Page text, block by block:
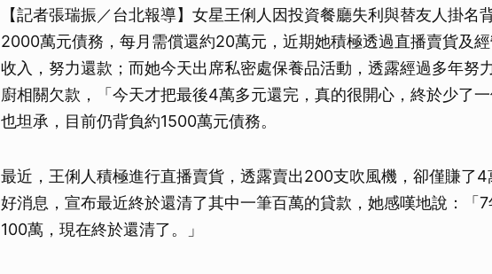
【記者張瑞振／台北報導】女星王俐人因投資餐廳失利與替友人掛名
2000萬元債務，每月需償還約20萬元，近期她積極透過直播賣貨及
收入，努力還款；而她今天出席私密處保養品活動，透露經過多年努
廚相關欠款，「今天才把最後4萬多元還完，真的很開心，終於少了
也坦承，目前仍背負約1500萬元債務。
最近，王俐人積極進行直播賣貨，透露賣出200支吹風機，卻僅賺了
好消息，宣布最近終於還清了其中一筆百萬的貸款，她感嘆地說：「
100萬，現在終於還清了。」